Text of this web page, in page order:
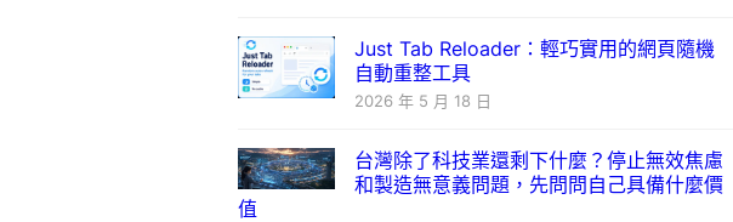
Just Tab Reloader：輕巧實用的網頁隨機
自動重整工具
2026 年 5 月 18 日
台灣除了科技業還剩下什麼？停止無效焦慮
和製造無意義問題，先問問自己具備什麼價
值